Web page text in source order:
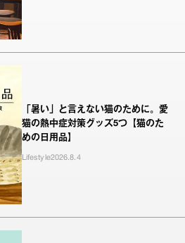
「暑い」と言えない猫のために。愛
猫の熱中症対策グッズ5つ【猫のた
めの日用品】
Lifestyle2026.8.4